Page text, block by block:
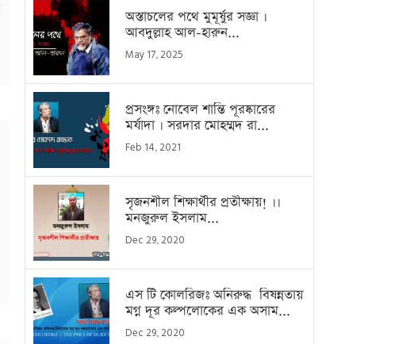
অস্তাচলের পথে মুমূর্ষুর সজ্ঞা ।
আবদুল্লাহ আল-হারুন...
May 17, 2025
প্রসংঙ্গঃ নোবেল শান্তি পূরষ্কারের
মর্যাদা । সরদার মোহম্মদ রা...
Feb 14, 2021
সৃজনশীল শিক্ষার্থীর প্রতীক্ষায়! ।।
মনজুরুল ইসলাম...
Dec 29, 2020
এস টি কোলরিজঃ অনিরুদ্ধ বিষন্নতায়
মগ্ন দূর কল্পলোকের এক অসাম...
Dec 29, 2020